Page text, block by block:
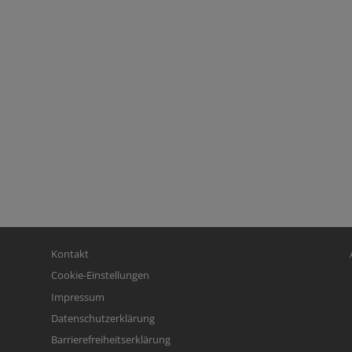
Fußbereichsmenü
Kontakt
Cookie-Einstellungen
Impressum
Datenschutzerklärung
Barrierefreiheitserklärung